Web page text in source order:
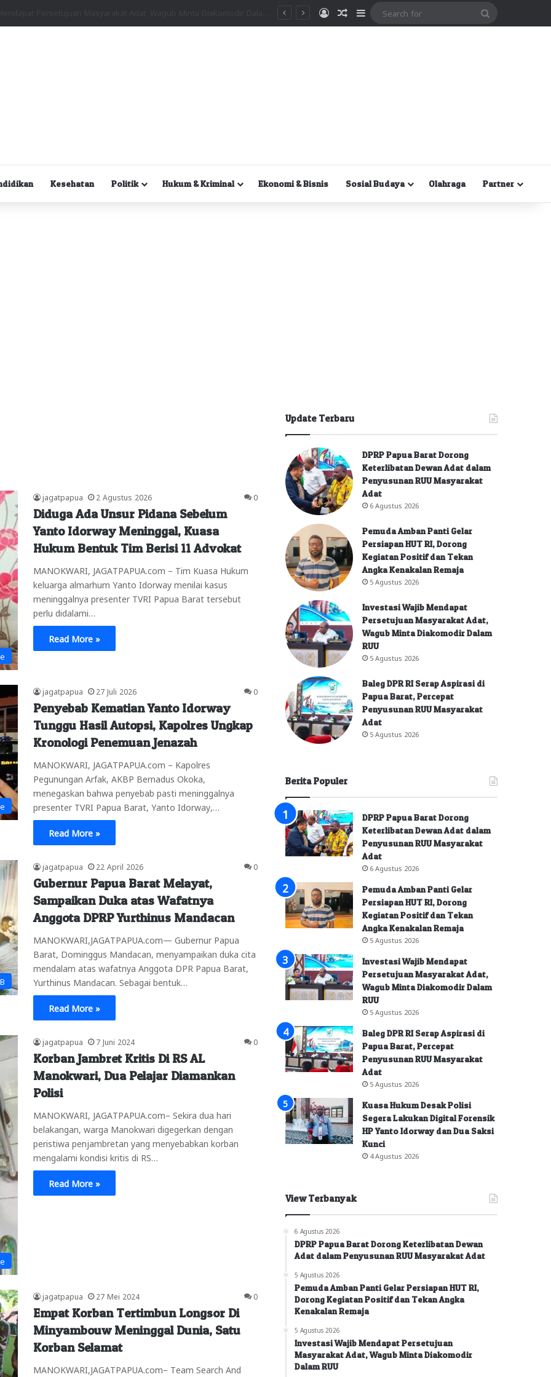
MasukRandom Article
Sidebar
Kesehatan Politik Hukum & Kriminal Ekonomi & Bisnis Sosial Budaya Olahraga Partner
jagatpapua 2 Agustus 2026 0
Diduga Ada Unsur Pidana Sebelum
Yanto Idorway Meninggal, Kuasa
Hukum Bentuk Tim Berisi 11 Advokat
MANOKWARI, JAGATPAPUA.com – Tim Kuasa Hukum
keluarga almarhum Yanto Idorway menilai kasus
meninggalnya presenter TVRI Papua Barat tersebut
perlu didalami…
Read More »
jagatpapua 27 Juli 2026 0
Penyebab Kematian Yanto Idorway
Tunggu Hasil Autopsi, Kapolres Ungkap
Kronologi Penemuan Jenazah
MANOKWARI, JAGATPAPUA.com – Kapolres
Pegunungan Arfak, AKBP Bernadus Okoka,
menegaskan bahwa penyebab pasti meninggalnya
presenter TVRI Papua Barat, Yanto Idorway,…
Read More »
jagatpapua 22 April 2026 0
Gubernur Papua Barat Melayat,
Sampaikan Duka atas Wafatnya
Anggota DPRP Yurthinus Mandacan
MANOKWARI,JAGATPAPUA.com— Gubernur Papua
Barat, Dominggus Mandacan, menyampaikan duka cita
mendalam atas wafatnya Anggota DPR Papua Barat,
Yurthinus Mandacan. Sebagai bentuk…
Read More »
jagatpapua 7 Juni 2024 0
Korban Jambret Kritis Di RS AL
Manokwari, Dua Pelajar Diamankan
Polisi
MANOKWARI, JAGATPAPUA.com– Sekira dua hari
belakangan, warga Manokwari digegerkan dengan
peristiwa penjambretan yang menyebabkan korban
mengalami kondisi kritis di RS…
Read More »
jagatpapua 27 Mei 2024 0
Empat Korban Tertimbun Longsor Di
Minyambouw Meninggal Dunia, Satu
Korban Selamat
MANOKWARI,JAGATPAPUA.com– Team Search And
Update Terbaru
DPRP Papua Barat Dorong
Keterlibatan Dewan Adat dalam
Penyusunan RUU Masyarakat
Adat
6 Agustus 2026
Pemuda Amban Panti Gelar
Persiapan HUT RI, Dorong
Kegiatan Positif dan Tekan
Angka Kenakalan Remaja
5 Agustus 2026
Investasi Wajib Mendapat
Persetujuan Masyarakat Adat,
Wagub Minta Diakomodir Dalam
RUU
5 Agustus 2026
Baleg DPR RI Serap Aspirasi di
Papua Barat, Percepat
Penyusunan RUU Masyarakat
Adat
5 Agustus 2026
Berita Populer
DPRP Papua Barat Dorong
Keterlibatan Dewan Adat dalam
Penyusunan RUU Masyarakat
Adat
6 Agustus 2026
Pemuda Amban Panti Gelar
Persiapan HUT RI, Dorong
Kegiatan Positif dan Tekan
Angka Kenakalan Remaja
5 Agustus 2026
Investasi Wajib Mendapat
Persetujuan Masyarakat Adat,
Wagub Minta Diakomodir Dalam
RUU
5 Agustus 2026
Baleg DPR RI Serap Aspirasi di
Papua Barat, Percepat
Penyusunan RUU Masyarakat
Adat
5 Agustus 2026
Kuasa Hukum Desak Polisi
Segera Lakukan Digital Forensik
HP Yanto Idorway dan Dua Saksi
Kunci
4 Agustus 2026
View Terbanyak
6 Agustus 2026
DPRP Papua Barat Dorong Keterlibatan Dewan
Adat dalam Penyusunan RUU Masyarakat Adat
5 Agustus 2026
Pemuda Amban Panti Gelar Persiapan HUT RI,
Dorong Kegiatan Positif dan Tekan Angka
Kenakalan Remaja
5 Agustus 2026
Investasi Wajib Mendapat Persetujuan
Masyarakat Adat, Wagub Minta Diakomodir
Dalam RUU